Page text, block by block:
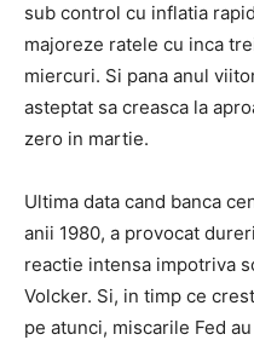
sub control cu ​​inflatia
majoreze ratele cu inca
miercuri. Si pana anul
asteptat sa creasca la
zero in martie.
Ultima data cand banca
anii 1980, a provocat
reactie intensa impotriva
Volcker. Si, in timp ce
pe atunci, miscarile Fed